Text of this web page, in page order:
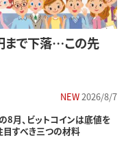
で下落…この先
NEW2026/8/7
8月、ビットコインは底値を
目すべき三つの材料